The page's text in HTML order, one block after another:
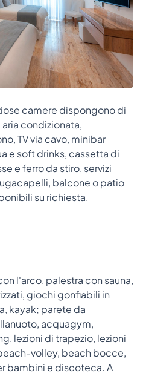
camere dispongono di
condizionata,
TV via cavo, minibar
e soft drinks, cassetta di
e ferro da stiro, servizi
balcone o patio
su richiesta.
l'arco, palestra con sauna,
giochi gonfiabili in
kayak; parete da
acquagym,
lezioni di trapezio, lezioni
volley, beach bocce,
bambini e discoteca. A